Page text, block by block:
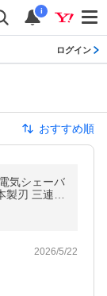
i
ログイン
おすすめ順
気シェーバ
刃 三連 L
防水 洗い
2026/5/22